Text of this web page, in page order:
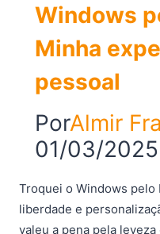
Windows
Minha
pessoal
PorAlmir
01/03/2025
Troquei o Windows pelo
liberdade e
valeu a pena pela leveza